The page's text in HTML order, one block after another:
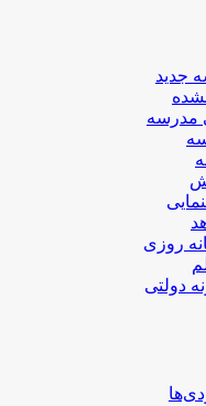
جدید
مدرسه
روزی
دولتی